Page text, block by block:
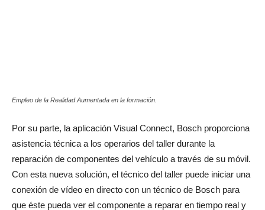
Empleo de la Realidad Aumentada en la formación.
Por su parte, la aplicación Visual Connect, Bosch proporciona
asistencia técnica a los operarios del taller durante la
reparación de componentes del vehículo a través de su móvil.
Con esta nueva solución, el técnico del taller puede iniciar una
conexión de vídeo en directo con un técnico de Bosch para
que éste pueda ver el componente a reparar en tiempo real y